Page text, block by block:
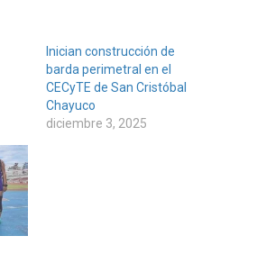
Inician construcción de
barda perimetral en el
CECyTE de San Cristóbal
Chayuco
diciembre 3, 2025